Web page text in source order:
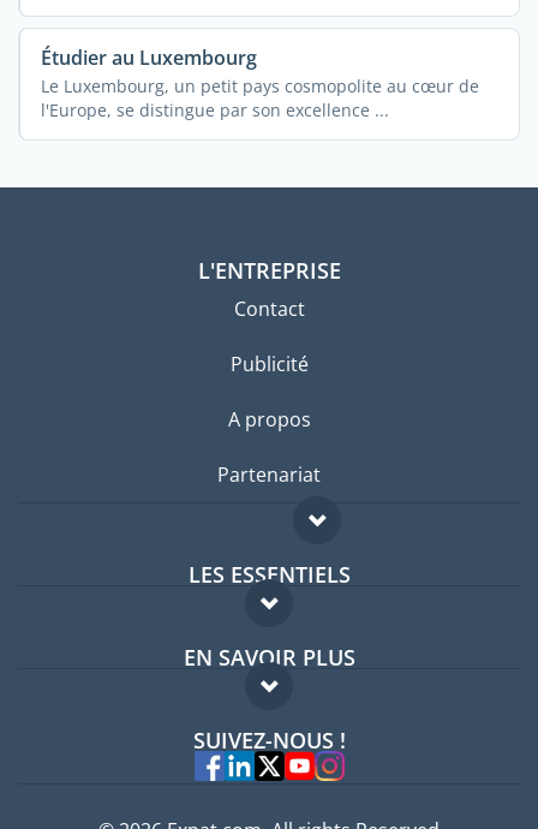
Étudier au Luxembourg
Le Luxembourg, un petit pays cosmopolite au cœur de
l'Europe, se distingue par son excellence ...
L'ENTREPRISE
Contact
Publicité
A propos
Partenariat
LES ESSENTIELS
Forum expatriés
Guides pays
EN SAVOIR PLUS
FAQ
Experts
SUIVEZ-NOUS !